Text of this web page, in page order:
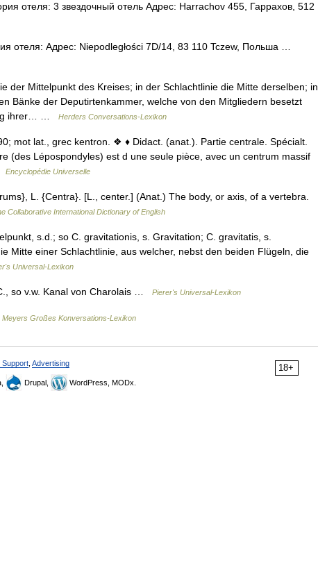
отеля: 3 звездочный отель Адрес: Harrachov 455, Гаррахов, 512
отеля: Адрес: Niepodległości 7D/14, 83 110 Tczew, Польша …
der Mittelpunkt des Kreises; in der Schlachtlinie die Mitte derselben; in
Bänke der Deputirtenkammer, welche von den Mitgliedern besetzt
ihrer… …
Herders Conversations-Lexikon
mot lat., grec kentron. ❖ ♦ Didact. (anat.). Partie centrale. Spécialt.
(des Lépospondyles) est d une seule pièce, avec un centrum massif
Encyclopédie Universelle
L. {Centra}. [L., center.] (Anat.) The body, or axis, of a vertebra.
Collaborative International Dictionary of English
s.d.; so C. gravitationis, s. Gravitation; C. gravitatis, s.
Mitte einer Schlachtlinie, aus welcher, nebst den beiden Flügeln, die
Universal-Lexikon
so v.w. Kanal von Charolais … Pierer's Universal-Lexikon
Meyers Großes Konversations-Lexikon
18+
Support Advertising
Drupal, WordPress, MODx.